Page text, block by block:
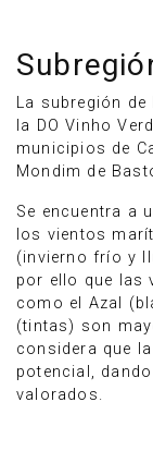
La subregión
la DO Vinho
municipios de
Mondim de
Se encuentra a
los vientos
(invierno frío y
por ello que las
como el Azal
(tintas) son
considera que
potencial,
valorados.